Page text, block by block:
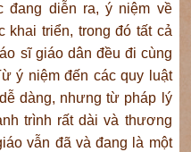
đang diễn ra, ý niệm về
triển, trong đó tất cả
sĩ giáo dân đều đi cùng
ý niệm đến các quy luật
dàng, nhưng từ pháp lý
trình rất dài và thương
vẫn đã và đang là một